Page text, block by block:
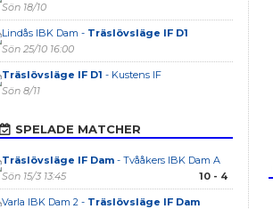
Sön 18/10
Lindås IBK Dam - Träslövsläge IF D1
Sön 25/10 16:00
Träslövsläge IF D1 - Kustens IF
Sön 8/11
SPELADE MATCHER
Träslövsläge IF Dam- Tvååkers IBK Dam A
Sön 15/3 13:45
10 - 4
Varla IBK Dam 2 - Träslövsläge IF Dam